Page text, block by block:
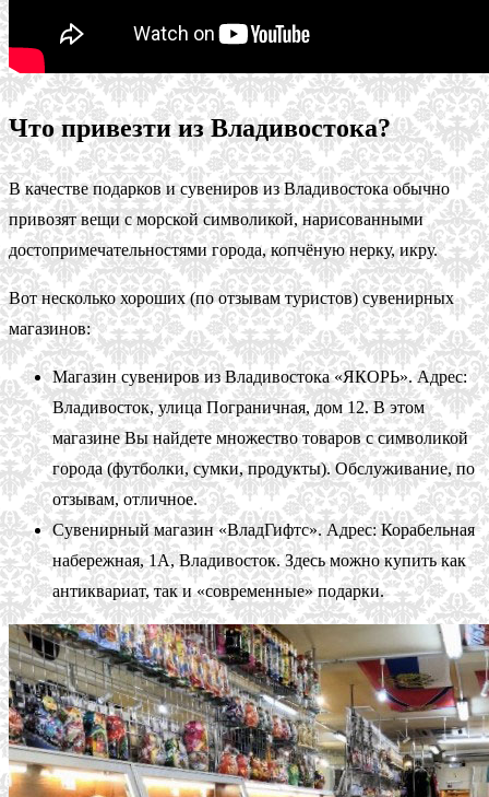
Что привезти из Владивостока?
В качестве подарков и сувениров из Владивостока обычно
привозят вещи с морской символикой, нарисованными
достопримечательностями города, копчёную нерку, икру.
Вот несколько хороших (по отзывам туристов) сувенирных
магазинов:
Магазин сувениров из Владивостока «ЯКОРЬ». Адрес:
Владивосток, улица Пограничная, дом 12. В этом
магазине Вы найдете множество товаров с символикой
города (футболки, сумки, продукты). Обслуживание, по
отзывам, отличное.
Сувенирный магазин «ВладГифтс». Адрес: Корабельная
набережная, 1А, Владивосток. Здесь можно купить как
антиквариат, так и «современные» подарки.